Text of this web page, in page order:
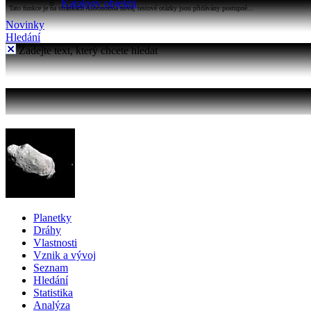
Katalogy objektů
Tato funkce je na stránkách Astronomia nová, testové otázky jsou přidávány postupně...
Novinky
Hledání
Zadejte text, který chcete hledat
Planetky
Dráhy
Vlastnosti
Vznik a vývoj
Seznam
Hledání
Statistika
Analýza